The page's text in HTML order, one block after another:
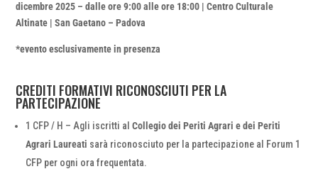
dicembre 2025 – dalle ore 9:00 alle ore 18:00 | Centro Culturale
Altinate | San Gaetano – Padova
*evento esclusivamente in presenza
CREDITI FORMATIVI RICONOSCIUTI PER LA
PARTECIPAZIONE
1 CFP / H – Agli iscritti alCollegio dei Periti Agrari e dei Periti
Agrari Laureati sarà riconosciuto per la partecipazione al Forum 1
CFP per ogni ora frequentata.